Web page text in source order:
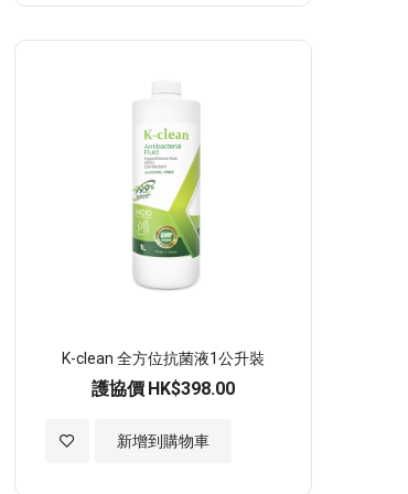
至
K-clean 全方位抗菌液1公升裝
護協價 HK$398.00
新增到購物車
加